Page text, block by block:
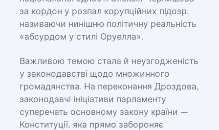
за кордон у розпал корупційних підозр,
називаючи нинішню політичну реальність
«абсурдом у стилі Оруелла».
Важливою темою стала й неузгодженість
у законодавстві щодо множинного
громадянства. На переконання Дроздова,
законодавчі ініціативи парламенту
суперечать основному закону країни —
Конституції, яка прямо забороняє